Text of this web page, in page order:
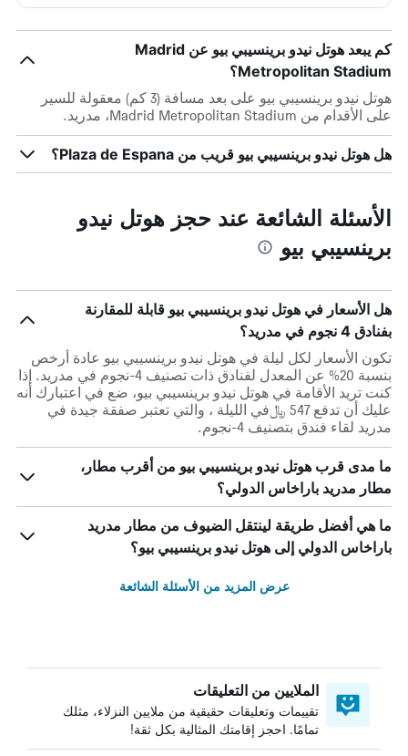
كم يبعد هوتل نيدو برينسيبي بيو عن Madrid
Metropolitan Stadium؟
هوتل نيدو برينسيبي بيو على بعد مسافة (3 كم) معقولة للسير
على الأقدام من Madrid Metropolitan Stadium، مدريد.
هل هوتل نيدو برينسيبي بيو قريب من Plaza de Espana؟
الأسئلة الشائعة عند حجز هوتل نيدو
برينسيبي بيو
هل الأسعار في هوتل نيدو برينسيبي بيو قابلة للمقارنة
بفنادق 4 نجوم في مدريد؟
تكون الأسعار لكل ليلة في هوتل نيدو برينسيبي بيو عادة أرخص
بنسبة 20% عن المعدل لفنادق ذات تصنيف 4-نجوم في مدريد. إذا
كنت تريد الأقامة في هوتل نيدو برينسيبي بيو، ضع في اعتبارك أنه
عليك أن تدفع 547 ﷼في الليلة ، والتي تعتبر صفقة جيدة في
مدريد لقاء فندق بتصنيف 4-نجوم.
ما مدى قرب هوتل نيدو برينسيبي بيو من أقرب مطار،
مطار مدريد باراخاس الدولي؟
ما هي أفضل طريقة لينتقل الضيوف من مطار مدريد
باراخاس الدولي إلى هوتل نيدو برينسيبي بيو؟
عرض المزيد من الأسئلة الشائعة
الملايين من التعليقات
تقييمات وتعليقات حقيقية من ملايين النزلاء، مثلك
تمامًا. احجز إقامتك المثالية بكل ثقة!